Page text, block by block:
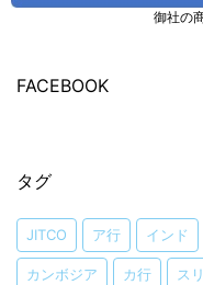
御社の
FACEBOOK
タグ
JITCO ア行 インド
カンボジア カ行 ス